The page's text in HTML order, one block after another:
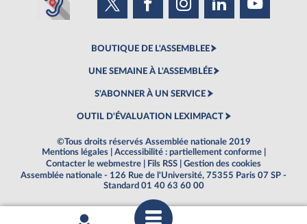
BOUTIQUE DE L'ASSEMBLEE
UNE SEMAINE À L'ASSEMBLÉE
S'ABONNER À UN SERVICE
OUTIL D'ÉVALUATION LEXIMPACT
©Tous droits réservés Assemblée nationale 2019
Mentions légales
Accessibilité : partiellement conforme
Contacter le webmestre
Fils RSS
Gestion des cookies
Assemblée nationale - 126 Rue de l'Université, 75355 Paris 07 SP -
Standard 01 40 63 60 00